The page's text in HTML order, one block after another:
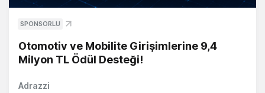
SPONSORLU
Otomotiv ve Mobilite Girişimlerine 9,4
Milyon TL Ödül Desteği!
Adrazzi